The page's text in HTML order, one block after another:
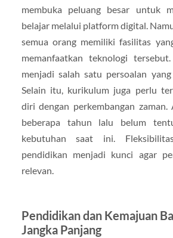
membuka peluang besar untuk
belajar melalui platform digital.
semua orang memiliki fasilitas
memanfaatkan teknologi
menjadi salah satu persoalan
Selain itu, kurikulum juga perlu
diri dengan perkembangan zaman.
beberapa tahun lalu belum
kebutuhan saat ini.
pendidikan menjadi kunci agar
relevan.
Pendidikan dan Kemajuan
Jangka Panjang